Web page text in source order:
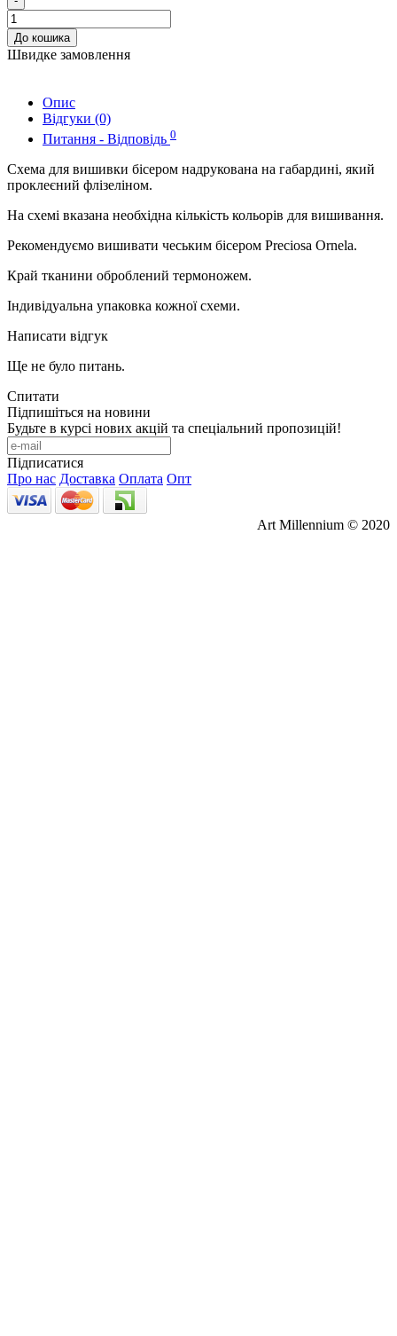
До кошика
Швидке замовлення
Опис
Відгуки (0)
Питання - Відповідь 0
Схема для вишивки бісером надрукована на габардині, який
проклеєний флізеліном.
На схемі вказана необхідна кількість кольорів для вишивання.
Рекомендуємо вишивати чеським бісером Preciosa Ornela.
Край тканини оброблений термоножем.
Індивідуальна упаковка кожної схеми.
Написати відгук
Ще не було питань.
Спитати
Підпишіться на новини
Будьте в курсі нових акцій та спеціальний пропозицій!
Підписатися
Про нас Доставка Оплата Опт
Art Millennium © 2020